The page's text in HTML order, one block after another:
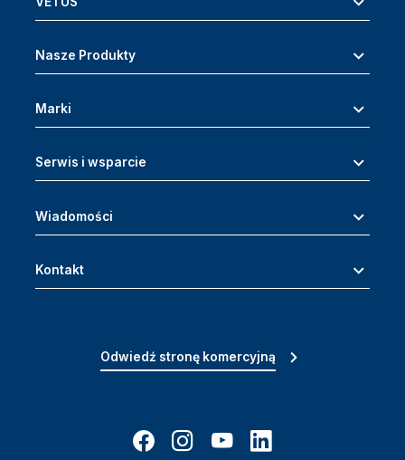
Nasze Produkty
Marki
Serwis i wsparcie
Wiadomości
Kontakt
Odwiedź stronę komercyjną